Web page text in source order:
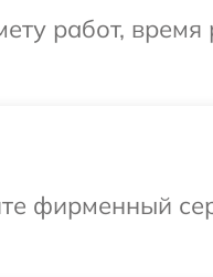
работ,
фирменный